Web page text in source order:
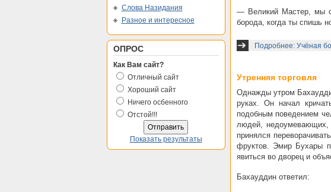
Слова Назидания
Разное и интересное
ОПРОС
Как Вам сайт?
Отличный сайт
Хороший сайт
Ничего осбенного
Отстой!!!
Показать результаты
— Великий Мастер, мы с
борода, когда ты спишь
Подробнее: Учёная
Утренняя торговля
Однажды утром
руках. Он начал
подобным поведением
людей,
принялся
фруктов. Эмир Бухары
явиться во дворец и
Бахауддин ответил: